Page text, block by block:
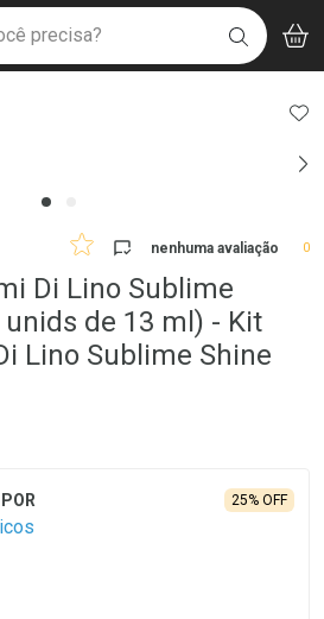
precisa? BUSCAR
nenhuma avaliação 0
Di Lino Sublime
de 13 ml) - Kit
Lino Sublime Shine
25% OFF